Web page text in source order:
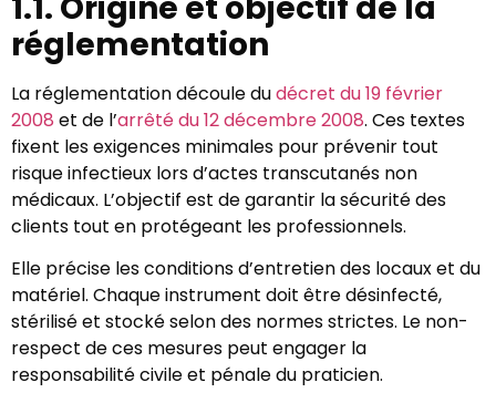
réglementation
La réglementation découle dudécret du 19 février
2008 et de l’arrêté du 12 décembre 2008. Ces textes
fixent les exigences minimales pour prévenir tout
risque infectieux lors d’actes transcutanés non
médicaux. L’objectif est de garantir la sécurité des
clients tout en protégeant les professionnels.
Elle précise les conditions d’entretien des locaux et du
matériel. Chaque instrument doit être désinfecté,
stérilisé et stocké selon des normes strictes. Le non-
respect de ces mesures peut engager la
responsabilité civile et pénale du praticien.